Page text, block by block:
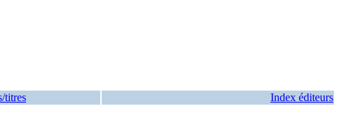
titres Index éditeurs